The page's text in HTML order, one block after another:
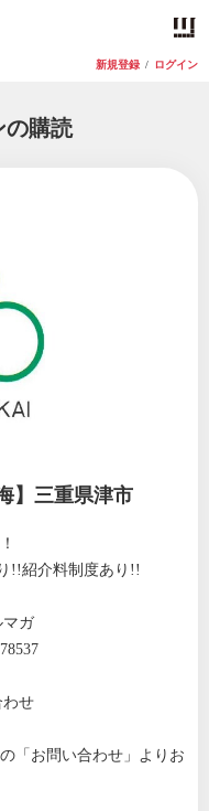
新規登録 / ログイン
の購読
】三重県津市
!!紹介料制度あり!!
ガ
せ
「お問い合わせ」よりお